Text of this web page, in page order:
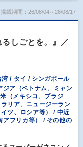
掲載期間：26/08/04～26/08/17
しごとを。』／
/ タイ / シンガポール
ジア（ベトナム、ミャン
（メキシコ、ブラジ
リア、ニュージーラン
ツ、ロシア等） / 中近
アフリカ等） / その他の